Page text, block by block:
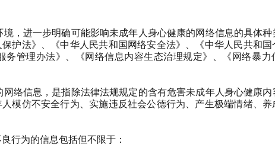
，进一步明确可能影响未成年人身心健康的网络信息的具体种
护法》、《中华人民共和国网络安全法》、《中华人民共和国
管理办法》、《网络信息内容生态治理规定》、《网络暴力
络信息，是指除法律法规规定的含有危害未成年人身心健康内
模仿不安全行为、实施违反社会公德行为、产生极端情绪、养
行为的信息包括但不限于：